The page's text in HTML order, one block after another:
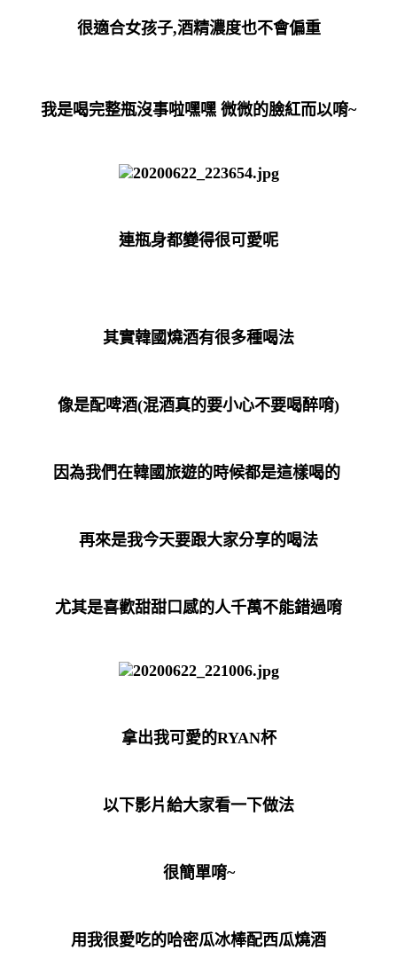
很適合女孩子,酒精濃度也不會偏重
我是喝完整瓶沒事啦嘿嘿 微微的臉紅而以唷~
連瓶身都變得很可愛呢
其實韓國燒酒有很多種喝法
像是配啤酒(混酒真的要小心不要喝醉唷)
因為我們在韓國旅遊的時候都是這樣喝的
再來是我今天要跟大家分享的喝法
尤其是喜歡甜甜口感的人千萬不能錯過唷
拿出我可愛的RYAN杯
以下影片給大家看一下做法
很簡單唷~
用我很愛吃的哈密瓜冰棒配西瓜燒酒